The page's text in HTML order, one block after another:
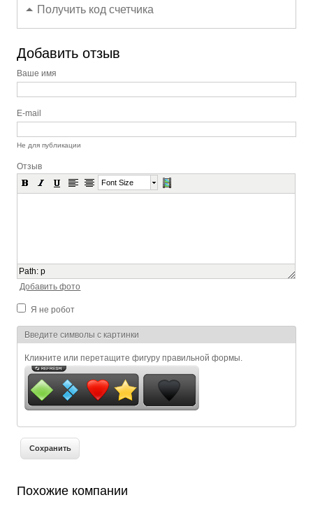
Получить код счетчика
Добавить отзыв
Ваше имя
E-mail
Не для публикации
Отзыв
Font Size
Path:p
Добавить фото
Я не робот
Я спамер
Введите символы с картинки
Кликните или перетащите фигуру правильной формы.
Похожие компании